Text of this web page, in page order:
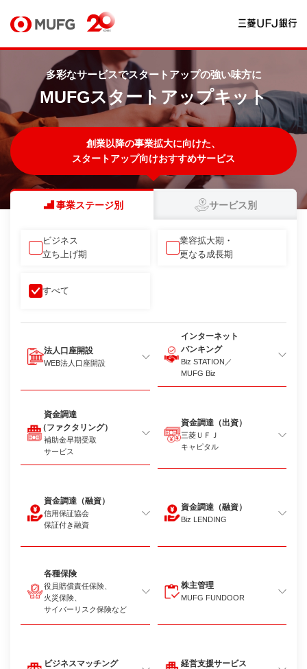
多彩なサービスでスタートアップの強い味方に
MUFGスタートアップキット
創業以降の事業拡大に向けた、
スタートアップ向けおすすめサービス
事業ステージ別 サービス別
ビジネス
立ち上げ期
業容拡大期・
更なる成長期
すべて
法人口座開設
WEB法人口座開設
インターネット
バンキング
Biz STATION／
MUFG Biz
資金調達
（ファクタリング）
補助金早期受取
サービス
資金調達（出資）
三菱ＵＦＪ
キャピタル
資金調達（融資）
信用保証協会
保証付き融資
資金調達（融資）
Biz LENDING
各種保険
役員賠償責任保険、
火災保険、
サイバーリスク保険など
株主管理
MUFG FUNDOOR
ビジネスマッチング 経営支援サービス